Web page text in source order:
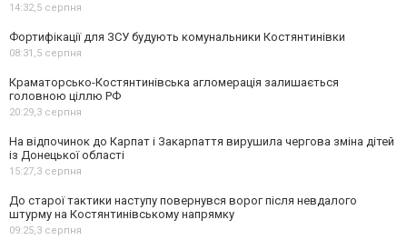
14:32,5 серпня
Фортифікації для ЗСУ будують комунальники Костянтинівки
08:31,5 серпня
Краматорсько-Костянтинівська агломерація залишається
головною ціллю РФ
20:29,3 серпня
На відпочинок до Карпат і Закарпаття вирушила чергова зміна дітей
із Донецької області
15:27,3 серпня
До старої тактики наступу повернувся ворог після невдалого
штурму на Костянтинівському напрямку
09:25,3 серпня